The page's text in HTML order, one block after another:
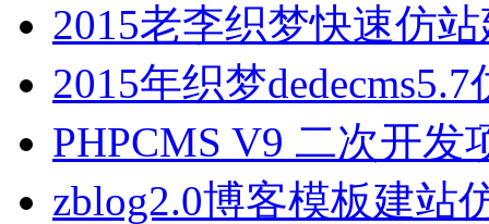
2015老李织梦快速仿
2015年织梦
PHPCMS V9 二次开
zblog2.0博客模板建站